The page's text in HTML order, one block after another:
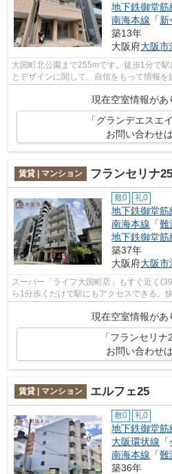
地下鉄御堂筋
南海本線 「新
築13年
大阪府大阪市
大国町北公園まで255mです。徒歩1分で
とデザインに関して、自信をもって情報を
なるイチオシ物件情報：「グランデエス...
現在空室情報があ
「グランデエスエ
お問い合わせ
賃貸 | マンション フランセリナ25
敷0 礼0
地下鉄御堂筋
南海本線 「難
地下鉄御堂筋
築37年
大阪府大阪市
スーパー「ライフ大国町店」もすぐ近く
ら1分歩くだけで駅にもアクセスできる。
現在空室情報があ
「フランセリ
お問い合わせ
賃貸 | マンション エルフェ25
敷0 礼0
地下鉄御堂筋
大阪環状線 「
南海本線 「難
築36年